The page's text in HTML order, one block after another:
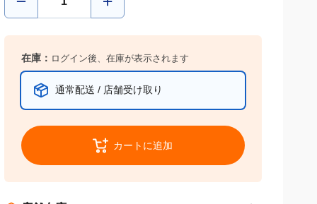
在庫： ログイン後、在庫が表示されます
通常配送 / 店舗受け取り
カートに追加